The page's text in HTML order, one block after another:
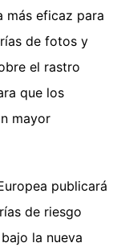
más eficaz para
de fotos y
el rastro
que los
mayor
publicará
de riesgo
la nueva